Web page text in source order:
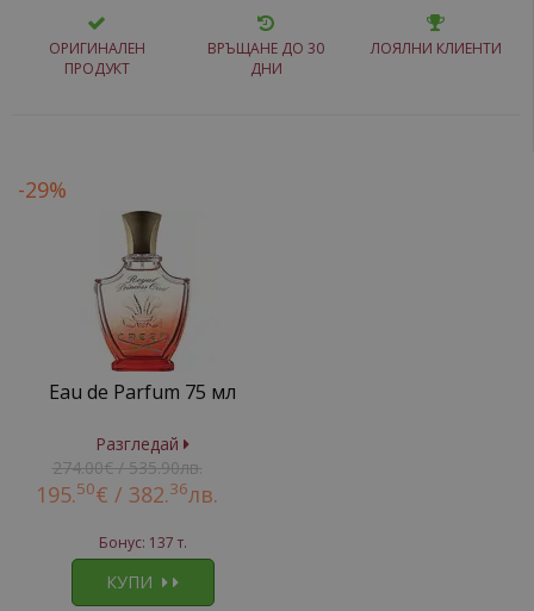
ОРИГИНАЛЕН
ПРОДУКТ
ВРЪЩАНЕ ДО 30
ДНИ
ЛОЯЛНИ КЛИЕНТИ
-29%
Eau de Parfum 75 мл
Разгледай
274.00€ / 535.90лв.
195.50€ / 382.36лв.
Бонус: 137 т.
КУПИ